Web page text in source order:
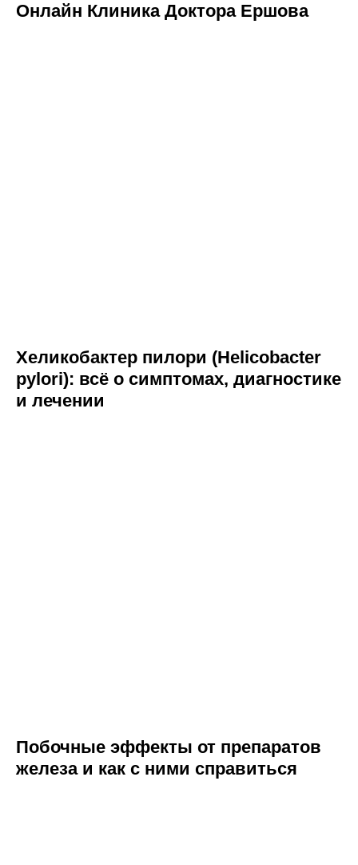
Онлайн Клиника Доктора Ершова
Хеликобактер пилори (Helicobacter
pylori): всё о симптомах, диагностике
и лечении
Побочные эффекты от препаратов
железа и как с ними справиться